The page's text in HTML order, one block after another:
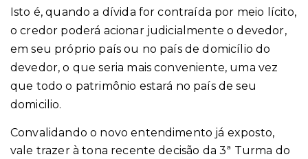
Isto é, quando a dívida for contraída por meio lícito,
o credor poderá acionar judicialmente o devedor,
em seu próprio país ou no país de domicílio do
devedor, o que seria mais conveniente, uma vez
que todo o patrimônio estará no país de seu
domicilio.
Convalidando o novo entendimento já exposto,
vale trazer à tona recente decisão da 3ª Turma do